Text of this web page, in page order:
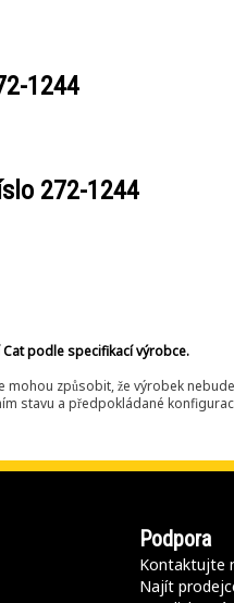
1244
272-1244
podle specifikací výrobce.
mohou způsobit, že výrobek
stavu a předpokládané
Podpora
Kontaktujte
Najít